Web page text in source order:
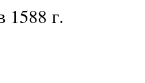
1588 г.